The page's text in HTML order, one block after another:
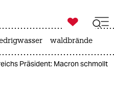
ich

taz zahl ich
waldbrände
Präsident: Macron schmollt